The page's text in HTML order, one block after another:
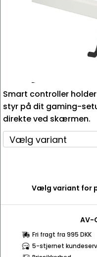
Smart controller
styr på dit gaming-
direkte ved skærmen.
Vælg variant for
AV-
Fri fragt fra 995 DKK
5-stjernet